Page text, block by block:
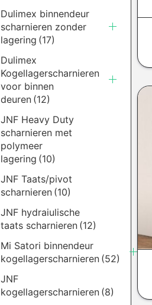
Dulimex binnendeur
scharnieren zonder
lagering (17)
Dulimex
Kogellagerscharnieren
voor binnen
deuren (12)
JNF Heavy Duty
scharnieren met
polymeer
lagering (10)
JNF Taats/pivot
scharnieren (10)
JNF hydraiulische
taats scharnieren (12)
Mi Satori binnendeur
kogellagerscharnieren (52)
JNF
kogellagerscharnieren (8)